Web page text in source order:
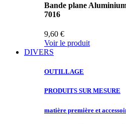
Bande plane
7016
9,60 €
Voir le produit
DIVERS
OUTILLAGE
PRODUITS SURMESURE
matière première et